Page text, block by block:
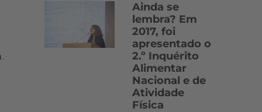
.
Ainda se
lembra? Em
2017, foi
apresentado o
2.º Inquérito
Alimentar
Nacional e de
Atividade
Física